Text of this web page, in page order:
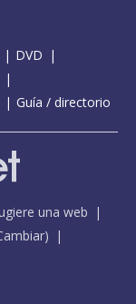
DVD
Guía / directorio
una web
)